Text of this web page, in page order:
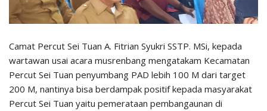
Camat Percut Sei Tuan A. Fitrian Syukri SSTP. MSi, kepada
wartawan usai acara musrenbang mengatakam Kecamatan
Percut Sei Tuan penyumbang PAD lebih 100 M dari target
200 M, nantinya bisa berdampak positif kepada masyarakat
Percut Sei Tuan yaitu pemerataan pembangaunan di